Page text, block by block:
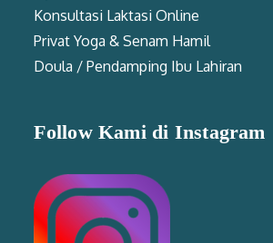
Konsultasi Laktasi Online
Privat Yoga & Senam Hamil
Doula / Pendamping Ibu Lahiran
Follow Kami di Instagram